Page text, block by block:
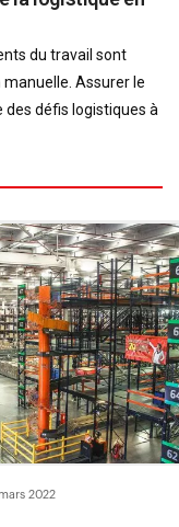
du travail sont
Assurer le
défis logistiques à
2022